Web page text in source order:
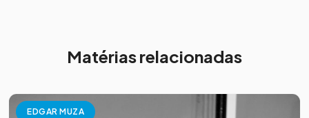
Matérias relacionadas
EDGAR MUZA